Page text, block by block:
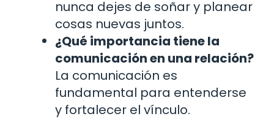
nunca dejes de soñar y planear
cosas nuevas juntos.
¿Qué importancia tiene la
comunicación en una relación?
La comunicación es
fundamental para entenderse
y fortalecer el vínculo.